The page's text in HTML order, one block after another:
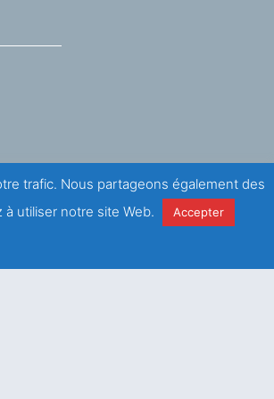
trafic. Nous partageons également des
utiliser notre site Web.
Accepter